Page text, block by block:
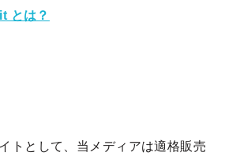
とは？
トとして、当メディアは適格販売